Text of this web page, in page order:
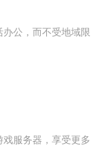
公，而不受地域限
服务器，享受更多